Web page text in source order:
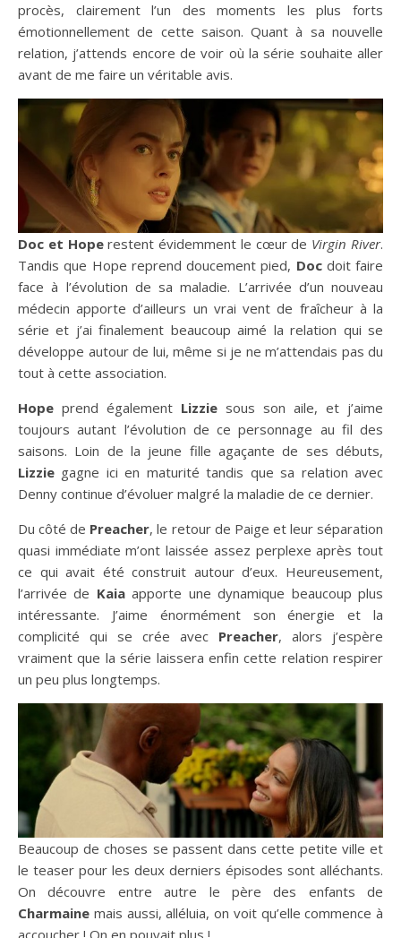
procès, clairement l’un des moments les plus forts
émotionnellement de cette saison. Quant à sa nouvelle
relation, j’attends encore de voir où la série souhaite aller
avant de me faire un véritable avis.
Doc et Hoperestent évidemment le cœur de Virgin River.
Tandis que Hope reprend doucement pied, Docdoit faire
face à l’évolution de sa maladie. L’arrivée d’un nouveau
médecin apporte d’ailleurs un vrai vent de fraîcheur à la
série et j’ai finalement beaucoup aimé la relation qui se
développe autour de lui, même si je ne m’attendais pas du
tout à cette association.
Hope prend également Lizzie sous son aile, et j’aime
toujours autant l’évolution de ce personnage au fil des
saisons. Loin de la jeune fille agaçante de ses débuts,
Lizzie gagne ici en maturité tandis que sa relation avec
Denny continue d’évoluer malgré la maladie de ce dernier.
Du côté de Preacher, le retour de Paige et leur séparation
quasi immédiate m’ont laissée assez perplexe après tout
ce qui avait été construit autour d’eux. Heureusement,
l’arrivée de Kaiaapporte une dynamique beaucoup plus
intéressante. J’aime énormément son énergie et la
complicité qui se crée avec Preacher, alors j’espère
vraiment que la série laissera enfin cette relation respirer
un peu plus longtemps.
Beaucoup de choses se passent dans cette petite ville et
le teaser pour les deux derniers épisodes sont alléchants.
On découvre entre autre le père des enfants de
Charmaine mais aussi, alléluia, on voit qu’elle commence à